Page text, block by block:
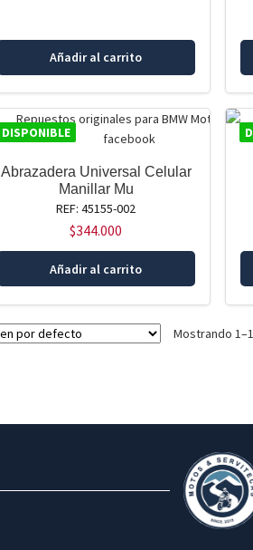
Añadir al carrito
DISPONIBLE
Abrazadera Universal Celular
Manillar Mu
REF: 45155-002
$344.000
Añadir al carrito
Mostrando